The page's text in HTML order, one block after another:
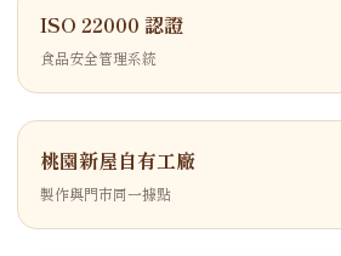
ISO 22000 認證
食品安全管理系統
桃園新屋自有工廠
製作與門市同一據點